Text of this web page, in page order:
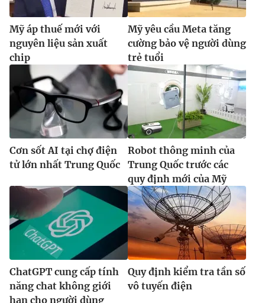
Mỹ áp thuế mới với
nguyên liệu sản xuất
chip
Mỹ yêu cầu Meta tăng
cường bảo vệ người dùng
trẻ tuổi
Cơn sốt AI tại chợ điện
tử lớn nhất Trung Quốc
Robot thông minh của
Trung Quốc trước các
quy định mới của Mỹ
ChatGPT cung cấp tính
năng chat không giới
hạn cho người dùng
Quy định kiểm tra tần số
vô tuyến điện